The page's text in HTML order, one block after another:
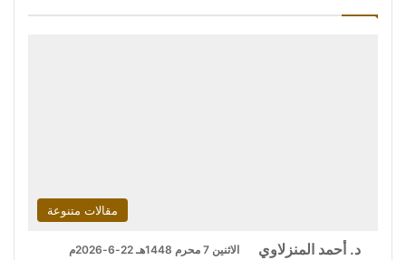
مقالات متنوعة
د. أحمد المنزلاوي
الاثنين 7 محرم 1448هـ 22-6-2026م